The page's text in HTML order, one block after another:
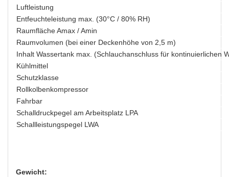
Luftleistung
Entfeuchteleistung max. (30°C / 80% RH)
Raumfläche Amax / Amin
Raumvolumen (bei einer Deckenhöhe von 2,5 m)
Inhalt Wassertank max. (Schlauchanschluss für kontinuierlichen
Kühlmittel
Schutzklasse
Rollkolbenkompressor
Fahrbar
Schalldruckpegel am Arbeitsplatz LPA
Schallleistungspegel LWA
Gewicht: